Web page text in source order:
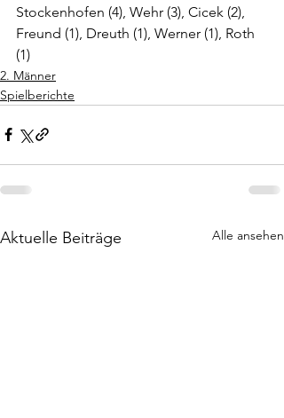
Stockenhofen (4), Wehr (3), Cicek (2),
Freund (1), Dreuth (1), Werner (1), Roth
(1)
2. Männer
Spielberichte
Aktuelle Beiträge Alle ansehen